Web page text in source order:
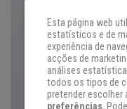
Esta página web
estatísticos e de
experiência de
acções de
análises
todos os tipos de
pretender escolher